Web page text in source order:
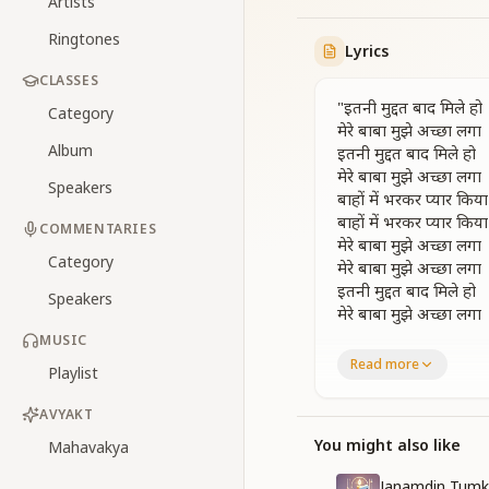
Ringtones
CLASSES
Category
Album
Speakers
COMMENTARIES
Category
Speakers
MUSIC
Playlist
AVYAKT
Mahavakya
Lyrics
"इतनी मुद्दत बाद मिले हो
मेरे बाबा मुझे अच्छा लगा
इतनी मुद्दत बाद मिले हो
मेरे बाबा मुझे अच्छा लगा
बाहों में भरकर प्यार
बाहों में भरकर प्यार
मेरे बाबा मुझे अच्छा लगा
मेरे बाबा मुझे अच्छा लगा
इतनी मुद्दत बाद मिले हो
मेरे बाबा मुझे अच्छा लगा
गुमसुम राहो में तनहा था ये
मेरे बाबा मुझे अच्छा लगा
मेरे बाबा मुझे अच्छा लगा
दुनियाकी वीरान भीड़ में
Read more
You might also like